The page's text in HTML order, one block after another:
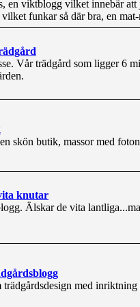
en viktblogg vilket innebär
funkar så där bra, en
Vår trädgård som ligger 6
skön butik, massor med
knutar
Älskar de vita
med inriktning